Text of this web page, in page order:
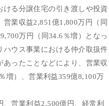
ける分譲住宅の引き渡しや投資
業収益2,851億1,800万円（同
万円（同34.6％増）となっ
ハウス事業における仲介取扱件
ったことなどにより、営業収
増）、営業利益359億8,100万
営業利益2,500億円、経常利